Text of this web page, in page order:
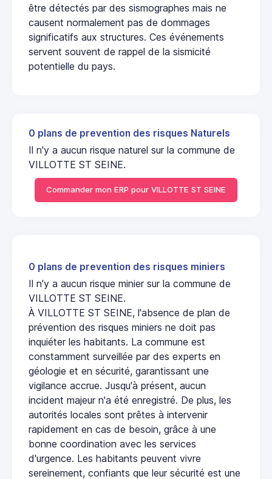
être détectés par des sismographes mais ne
causent normalement pas de dommages
significatifs aux structures. Ces événements
servent souvent de rappel de la sismicité
potentielle du pays.
0 plans de prevention des risques Naturels
Il n'y a aucun risque naturel sur la commune de
VILLOTTE ST SEINE.
Commander mon ERP pour VILLOTTE ST SEINE
0 plans de prevention des risques miniers
Il n'y a aucun risque minier sur la commune de
VILLOTTE ST SEINE.
À VILLOTTE ST SEINE, l'absence de plan de
prévention des risques miniers ne doit pas
inquiéter les habitants. La commune est
constamment surveillée par des experts en
géologie et en sécurité, garantissant une
vigilance accrue. Jusqu'à présent, aucun
incident majeur n'a été enregistré. De plus, les
autorités locales sont prêtes à intervenir
rapidement en cas de besoin, grâce à une
bonne coordination avec les services
d'urgence. Les habitants peuvent vivre
sereinement, confiants que leur sécurité est une